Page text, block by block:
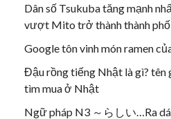
Dân số Tsukuba tăng mạnh
vượt Mito trở thành thành phố
Google tôn vinh món ramen
Đậu rồng tiếng Nhật là gì? tên
tìm mua ở Nhật
Ngữ pháp N3 ～らしい…Ra